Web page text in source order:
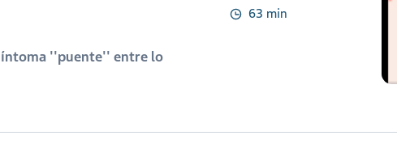
''puente'' entre lo
63 min